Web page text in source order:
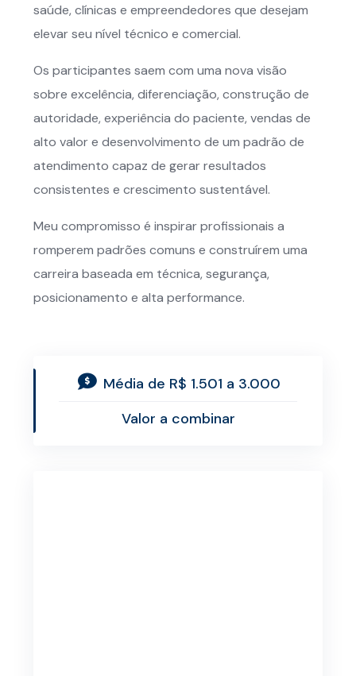
saúde, clínicas e empreendedores que desejam
elevar seu nível técnico e comercial.
Os participantes saem com uma nova visão
sobre excelência, diferenciação, construção de
autoridade, experiência do paciente, vendas de
alto valor e desenvolvimento de um padrão de
atendimento capaz de gerar resultados
consistentes e crescimento sustentável.
Meu compromisso é inspirar profissionais a
romperem padrões comuns e construírem uma
carreira baseada em técnica, segurança,
posicionamento e alta performance.
Média de R$ 1.501 a 3.000
Valor a combinar